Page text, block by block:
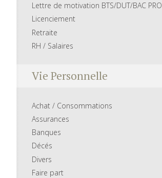
Lettre de motivation BTS/DUT/BAC PRO
Licenciement
Retraite
RH / Salaires
Vie Personnelle
Achat / Consommations
Assurances
Banques
Décés
Divers
Faire part